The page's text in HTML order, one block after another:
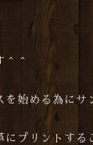
＾＾
始める為にサ
にプリントす